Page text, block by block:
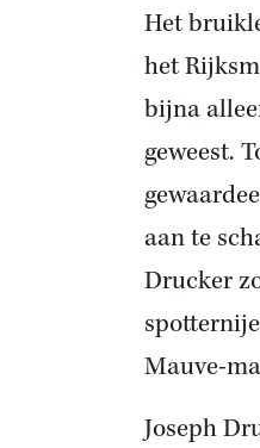
Het
het
bijna
geweest.
aan te
Drucker
Mauve-
Joseph